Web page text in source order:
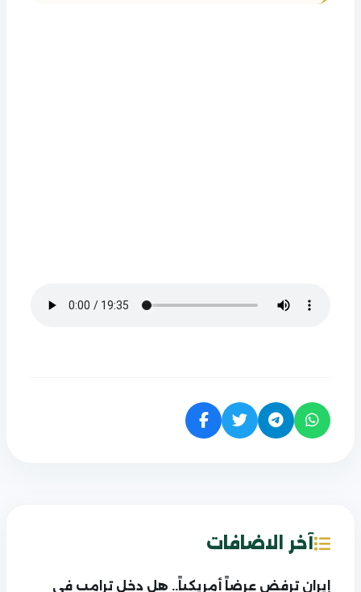
آخر الاضافات
إيران ترفض عرضاً أمريكياً.. هل دخل ترامب في